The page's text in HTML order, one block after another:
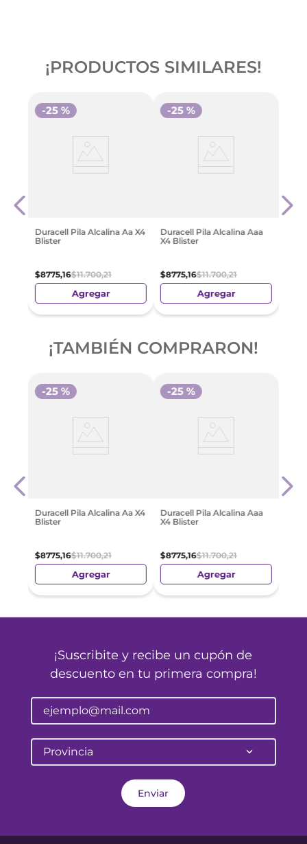
¡PRODUCTOS SIMILARES!
Duracell Pila Alcalina Aa X4
Blister
$8775,16$11.700,21
-25 %
Agregar
Duracell Pila Alcalina Aaa
X4 Blister
$8775,16$11.700,21
-25 %
Agregar
¡TAMBIÉN COMPRARON!
Duracell Pila Alcalina Aa X4
Blister
$8775,16$11.700,21
-25 %
Agregar
Duracell Pila Alcalina Aaa
X4 Blister
$8775,16$11.700,21
-25 %
Agregar
¡Suscribite y recibe un cupón de
descuento en tu primera compra!
Provincia
Enviar